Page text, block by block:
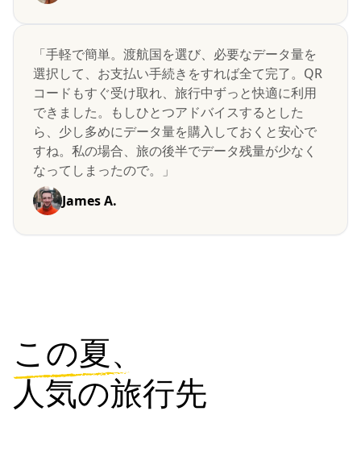
「手軽で簡単。渡航国を選び、必要なデータ量を
選択して、お支払い手続きをすれば全て完了。QR
コードもすぐ受け取れ、旅行中ずっと快適に利用
できました。もしひとつアドバイスするとした
ら、少し多めにデータ量を購入しておくと安心で
すね。私の場合、旅の後半でデータ残量が少なく
なってしまったので。」
James A.
この夏、
人気の旅行先